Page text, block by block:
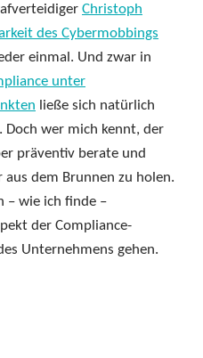
Christoph
des Cybermobbings
einmal. Und zwar in
unter
ließe sich natürlich
Doch wer mich kennt, der
präventiv berate und
aus dem Brunnen zu holen.
– wie ich finde –
der Compliance-
Unternehmens gehen.